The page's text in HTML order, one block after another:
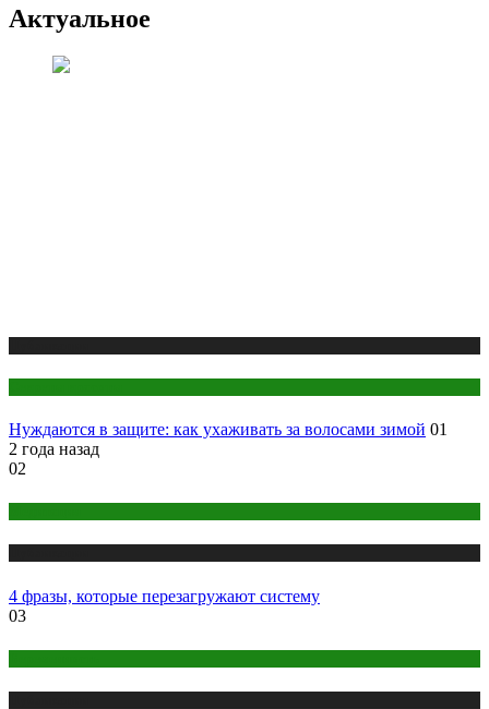
Актуальное
Нуждаются в защите: как ухаживать за волосами зимой 01
2 года назад
02
4 фразы, которые перезагружают систему
03